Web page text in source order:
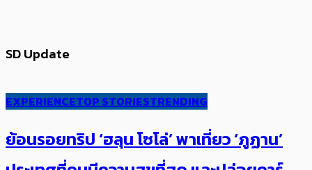
SD Update
EXPERIENCETOP STORIESTRENDING
ย้อนรอยทริป ‘ฮลุน โซโล่’ ​​พาเที่ยว ‘ภูฏาน’